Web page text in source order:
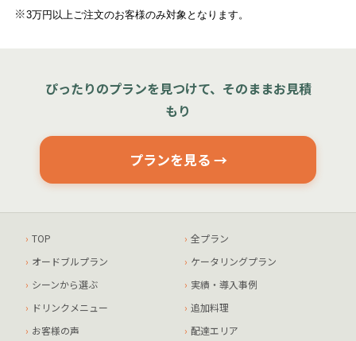
※3万円以上ご注文のお客様のみ対象となります。
ぴったりのプランを見つけて、そのままお見積
もり
プランを見る →
TOP
全プラン
オードブルプラン
ケータリングプラン
シーンから選ぶ
実績・導入事例
ドリンクメニュー
追加料理
お客様の声
配達エリア